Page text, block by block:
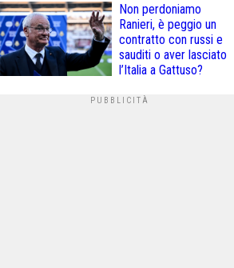
Non perdoniamo
Ranieri, è peggio un
contratto con russi e
sauditi o aver lasciato
l’Italia a Gattuso?